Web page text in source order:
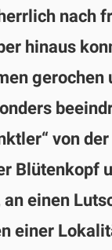
nach
hinaus
gerochen
von
Blütenkopf
einen
einer